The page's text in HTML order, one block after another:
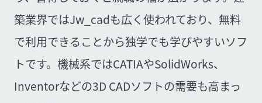
築業界ではJw_cadも広く使われており、無料
で利用できることから独学でも学びやすいソフ
トです。機械系ではCATIAやSolidWorks、
Inventorなどの3D CADソフトの需要も高まっ